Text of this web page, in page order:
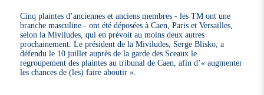
Cinq plaintes d’anciennes et anciens membres - les TM ont une
branche masculine - ont été déposées à Caen, Paris et Versailles,
selon la Miviludes, qui en prévoit au moins deux autres
prochainement. Le président de la Miviludes, Serge Blisko, a
défendu le 10 juillet auprès de la garde des Sceaux le
regroupement des plaintes au tribunal de Caen, afin d’« augmenter
les chances de (les) faire aboutir ».